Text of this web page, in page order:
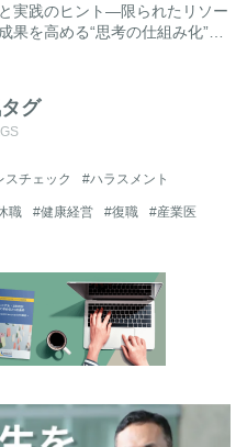
実践のヒント―限られたリソー
果を高める“思考の仕組み化”と
グ
スチェック #ハラスメント
職 #健康経営 #復職 #産業医